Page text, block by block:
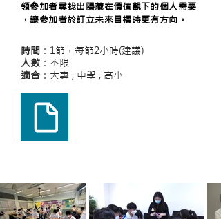
領參加者尋找出隱藏在價值觀下的個人需要
，讓參加者於訂立未來目標時更有方向。
時間 ：1節，每節2小時(建議)
人數 ：不限
適合 ：大專 , 中學 , 高小